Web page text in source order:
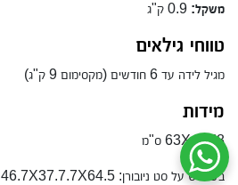
משקל:
טווחי גילאים
מגיל לידה עד 6 חודשים (מקסימום 9 ק"ג)
מידות
63X46X8 ס"מ
בשימוש על סט ניובורן: 46.7X37.7.7X64.5 ס"מ
שיחת ווטסאפ עם שירות הלקוחות